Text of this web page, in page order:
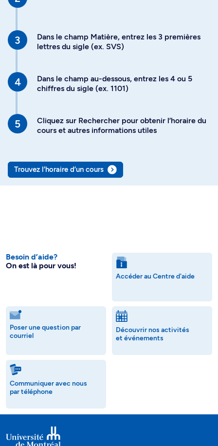
Dans le champ Matière, entrez les 3 premières
lettres du sigle (ex. SVS)
Dans le champ au-dessous, entrez les 4 ou 5
chiffres du sigle (ex. 1101)
Cliquez sur Rechercher pour obtenir l’horaire du
cours et autres informations utiles
Trouvez l’horaire d’un cours
Besoin d’aide?
On est là pour vous!
Accéder au Centre d'aide
Poser une question par
courriel
Découvrir nos activités
et événements
Communiquer avec nous
par téléphone